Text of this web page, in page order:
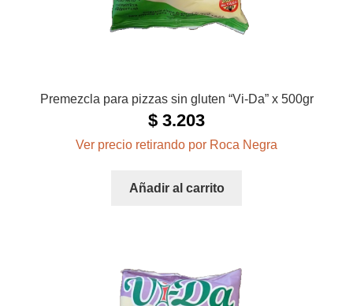
Premezcla para pizzas sin gluten “Vi-Da” x 500gr
$ 3.203
Ver precio retirando por Roca Negra
Añadir al carrito